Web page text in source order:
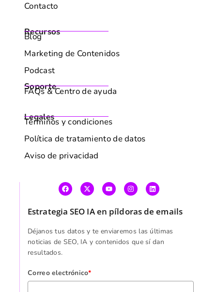
Contacto
Recursos
Blog
Marketing de Contenidos
Podcast
Soporte
FAQs & Centro de ayuda
Legales
Términos y condiciones
Política de tratamiento de datos
Aviso de privacidad
Estrategia SEO IA en píldoras de emails
Déjanos tus datos y te enviaremos las últimas
noticias de SEO, IA y contenidos que sí dan
resultados.
Correo electrónico*